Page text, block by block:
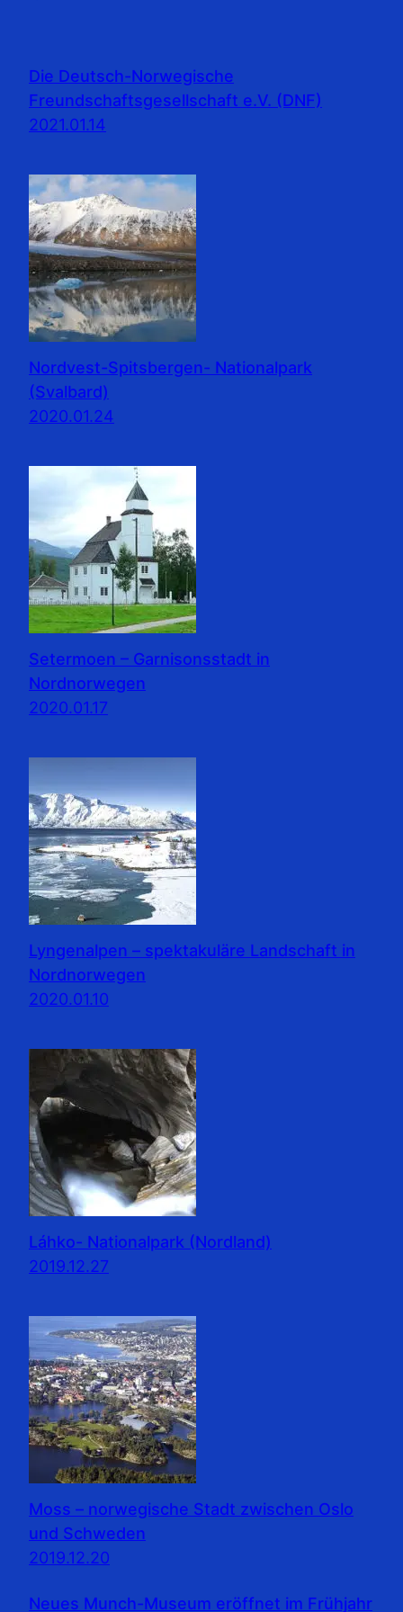
Die Deutsch-Norwegische
Freundschaftsgesellschaft e.V. (DNF)
2021.01.14
Nordvest-Spitsbergen- Nationalpark
(Svalbard)
2020.01.24
Setermoen – Garnisonsstadt in
Nordnorwegen
2020.01.17
Lyngenalpen – spektakuläre Landschaft in
Nordnorwegen
2020.01.10
Láhko- Nationalpark (Nordland)
2019.12.27
Moss – norwegische Stadt zwischen Oslo
und Schweden
2019.12.20
Neues Munch-Museum eröffnet im Frühjahr